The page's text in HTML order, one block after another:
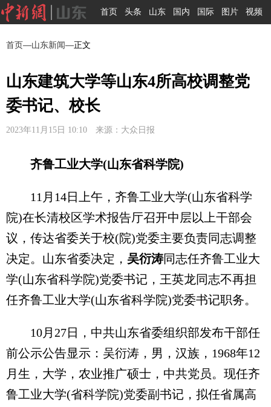
首页 头条 山东 国内 国际 图片 视频
首页—山东新闻—正文
山东建筑大学等山东4所高校调整党
委书记、校长
2023年11月15日 10:10 来源：大众日报
齐鲁工业大学(山东省科学院)
11月14日上午，齐鲁工业大学(山东省科学
院)在长清校区学术报告厅召开中层以上干部会
议，传达省委关于校(院)党委主要负责同志调整
决定。山东省委决定， 吴衍涛同志任齐鲁工业大
学(山东省科学院)党委书记，王英龙同志不再担
任齐鲁工业大学(山东省科学院)党委书记职务。
10月27日，中共山东省委组织部发布干部任
前公示公告显示：吴衍涛，男，汉族，1968年12
月生，大学，农业推广硕士，中共党员。现任齐
鲁工业大学(省科学院)党委副书记，拟任省属高